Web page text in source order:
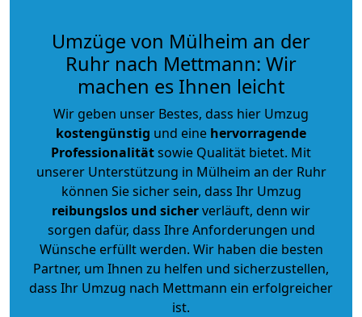
Umzüge von Mülheim an der
Ruhr nach Mettmann: Wir
machen es Ihnen leicht
Wir geben unser Bestes, dass hier Umzug
kostengünstig und eine hervorragende
Professionalitätsowie Qualität bietet. Mit
unserer Unterstützung in Mülheim an der Ruhr
können Sie sicher sein, dass Ihr Umzug
reibungslos und sicherverläuft, denn wir
sorgen dafür, dass Ihre Anforderungen und
Wünsche erfüllt werden. Wir haben die besten
Partner, um Ihnen zu helfen und sicherzustellen,
dass Ihr Umzug nach Mettmann ein erfolgreicher
ist.